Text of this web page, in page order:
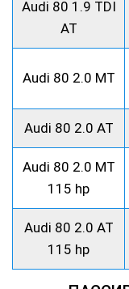
Audi 80 1.9 TDI
AT
Audi 80 2.0 MT
Audi 80 2.0 AT
Audi 80 2.0 MT
115 hp
Audi 80 2.0 AT
115 hp